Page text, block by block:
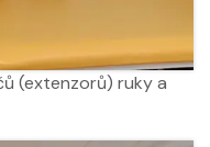
(extenzorů) ruky a